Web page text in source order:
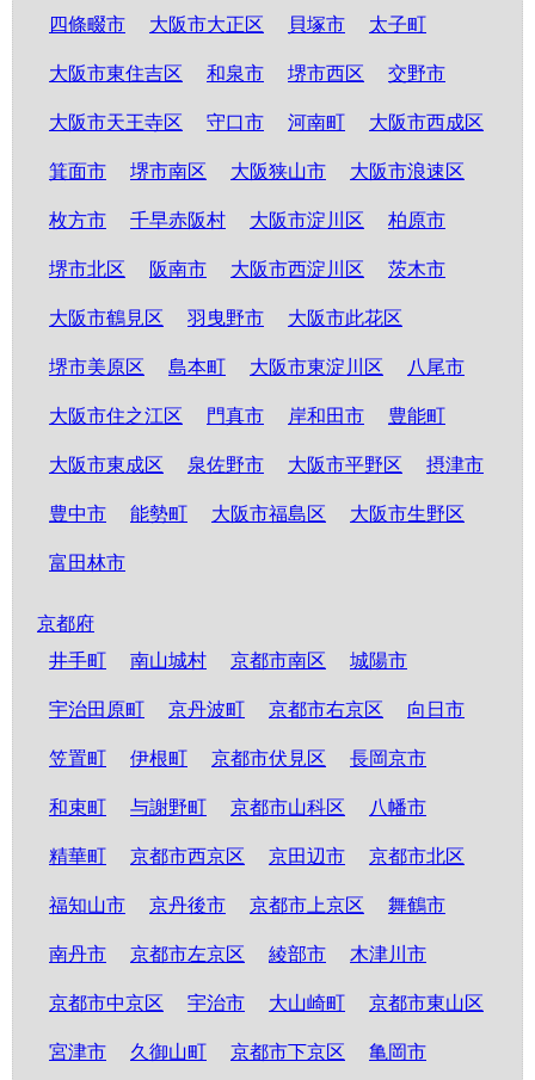
四條畷市 大阪市大正区 貝塚市 太子町
大阪市東住吉区 和泉市 堺市西区 交野市
大阪市天王寺区 守口市 河南町 大阪市西成区
箕面市 堺市南区 大阪狭山市 大阪市浪速区
枚方市 千早赤阪村 大阪市淀川区 柏原市
堺市北区 阪南市 大阪市西淀川区 茨木市
大阪市鶴見区 羽曳野市 大阪市此花区
堺市美原区 島本町 大阪市東淀川区 八尾市
大阪市住之江区 門真市 岸和田市 豊能町
大阪市東成区 泉佐野市 大阪市平野区 摂津市
豊中市 能勢町 大阪市福島区 大阪市生野区
富田林市
京都府
井手町
南山城村 京都市南区 城陽市
宇治田原町 京丹波町 京都市右京区 向日市
笠置町 伊根町 京都市伏見区 長岡京市
和束町 与謝野町 京都市山科区 八幡市
精華町 京都市西京区 京田辺市 京都市北区
福知山市 京丹後市 京都市上京区 舞鶴市
南丹市 京都市左京区 綾部市 木津川市
京都市中京区 宇治市 大山崎町 京都市東山区
宮津市 久御山町 京都市下京区 亀岡市